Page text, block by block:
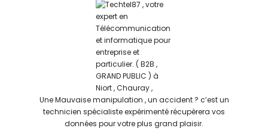
Une Mauvaise manipulation , un accident ? c’est un
technicien spécialiste expérimenté récupèrera vos
données pour votre plus grand plaisir.